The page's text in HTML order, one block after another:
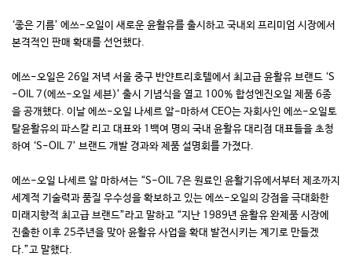
‘좋은 기름’ 에쓰-오일이 새로운 윤활유를 출시하고 국내외 프리미엄 시장에서
본격적인 판매 확대를 선언했다.
에쓰-오일은 26일 저녁 서울 중구 반얀트리호텔에서 최고급 윤활유 브랜드 ‘S
-OIL 7(에쓰-오일 세븐)’ 출시 기념식을 열고 100% 합성엔진오일 제품 6종
을 공개했다. 이날 에쓰-오일 나세르 알-마하셔 CEO는 자회사인 에쓰-오일토
탈윤활유의 파스칼 리고 대표와 1백여 명의 국내 윤활유 대리점 대표들을 초청
하여 ‘S-OIL 7’ 브랜드 개발 경과와 제품 설명회를 가졌다.
에쓰-오일 나세르 알 마하셔는 “S-OIL 7은 원료인 윤활기유에서부터 제조까지
세계적 기술력과 품질 우수성을 확보하고 있는 에쓰-오일의 강점을 극대화한
미래지향적 최고급 브랜드”라고 말하고 “지난 1989년 윤활유 완제품 시장에
진출한 이후 25주년을 맞아 윤활유 사업을 확대 발전시키는 계기로 만들겠
다.”고 말했다.